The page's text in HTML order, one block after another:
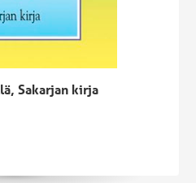
Sakarjan kirja